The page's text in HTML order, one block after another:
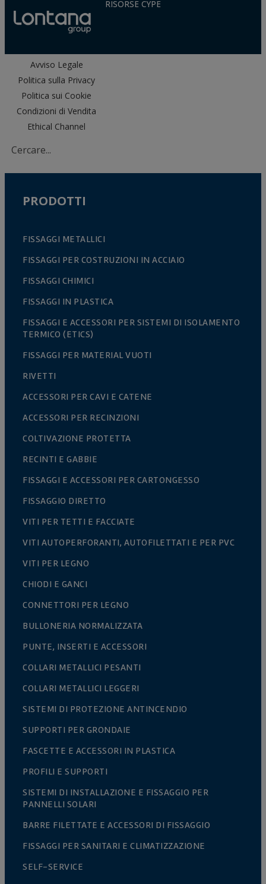
RISORSE CYPE
Avviso Legale
Politica sulla Privacy
Politica sui Cookie
Condizioni di Vendita
Ethical Channel
PRODOTTI
FISSAGGI METALLICI
FISSAGGI PER COSTRUZIONI IN ACCIAIO
FISSAGGI CHIMICI
FISSAGGI IN PLASTICA
FISSAGGI E ACCESSORI PER SISTEMI DI ISOLAMENTO
TERMICO (ETICS)
FISSAGGI PER MATERIAL VUOTI
RIVETTI
ACCESSORI PER CAVI E CATENE
ACCESSORI PER RECINZIONI
COLTIVAZIONE PROTETTA
RECINTI E GABBIE
FISSAGGI E ACCESSORI PER CARTONGESSO
FISSAGGIO DIRETTO
VITI PER TETTI E FACCIATE
VITI AUTOPERFORANTI, AUTOFILETTATI E PER PVC
VITI PER LEGNO
CHIODI E GANCI
CONNETTORI PER LEGNO
BULLONERIA NORMALIZZATA
PUNTE, INSERTI E ACCESSORI
COLLARI METALLICI PESANTI
COLLARI METALLICI LEGGERI
SISTEMI DI PROTEZIONE ANTINCENDIO
SUPPORTI PER GRONDAIE
FASCETTE E ACCESSORI IN PLASTICA
PROFILI E SUPPORTI
SISTEMI DI INSTALLAZIONE E FISSAGGIO PER
PANNELLI SOLARI
BARRE FILETTATE E ACCESSORI DI FISSAGGIO
FISSAGGI PER SANITARI E CLIMATIZZAZIONE
SELF-SERVICE